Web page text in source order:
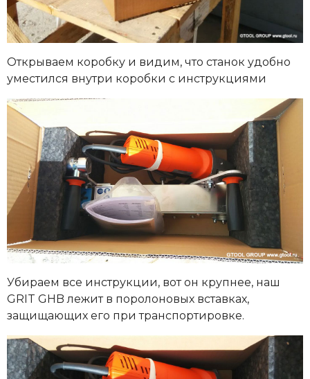
Открываем коробку и видим, что станок удобно
уместился внутри коробки с инструкциями
Убираем все инструкции, вот он крупнее, наш
GRIT GHB лежит в поролоновых вставках,
защищающих его при транспортировке.